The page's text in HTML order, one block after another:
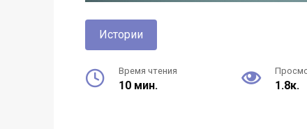
Истории
Время чтения
10 мин. 1.8к.